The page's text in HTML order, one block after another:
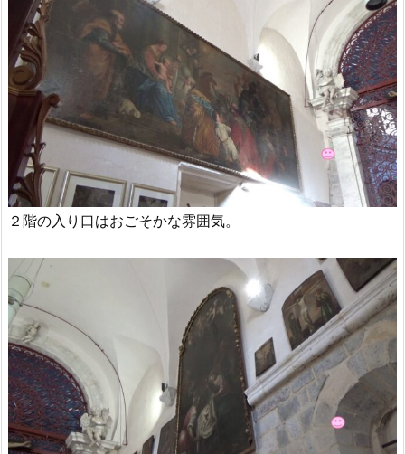
２階の入り口はおごそかな雰囲気。